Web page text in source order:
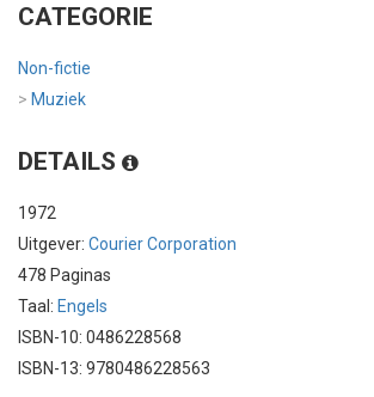
CATEGORIE
Non-fictie
> Muziek
DETAILS
1972
Uitgever: Courier Corporation
478 Paginas
Taal: Engels
ISBN-10: 0486228568
ISBN-13: 9780486228563